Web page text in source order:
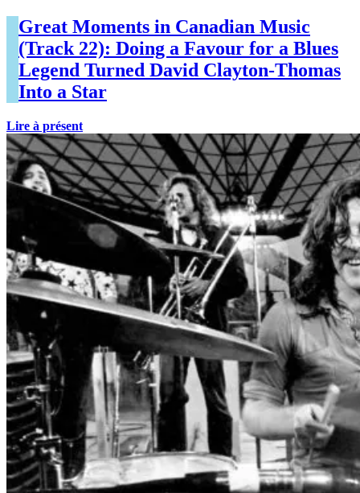
Great Moments in Canadian Music
(Track 22): Doing a Favour for a Blues
Legend Turned David Clayton-Thomas
Into a Star
Lire à présent